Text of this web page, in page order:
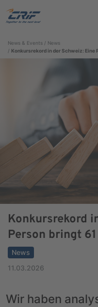
News & Events
News
Konkursrekord in der Schweiz: Eine
Konkursrekord
Person bringt
News
11.03.2026
Wir haben